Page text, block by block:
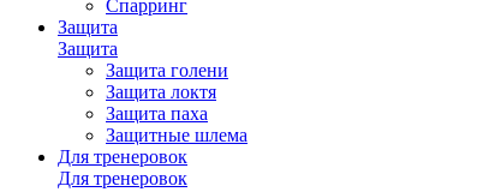
Спарринг
Защита
Защита
Защита голени
Защита локтя
Защита паха
Защитные шлема
Для тренеровок
Для тренеровок